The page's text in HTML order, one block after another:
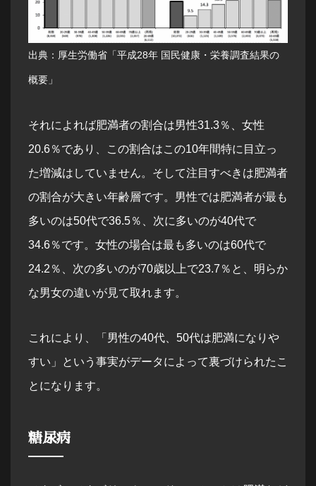
出典：厚生労働省「 平成28年 国民健康・栄養調査結果の
概要 」
それによれば肥満者の割合は男性31.3％、女性
20.6％であり、この割合はこの10年間特に目立っ
た増減はしていません。そして注目すべきは肥満者
の割合が大きい年齢層です。男性では肥満者が最も
多いのは50代で36.5％、次に多いのが40代で
34.6％です。女性の場合は最も多いのは60代で
24.2％、次の多いのが70歳以上で23.7％と、明らか
な男女の違いが見て取れます。
これにより、「男性の40代、50代は肥満になりや
すい」という事実がデータによって裏づけられたこ
とになります。
糖尿病